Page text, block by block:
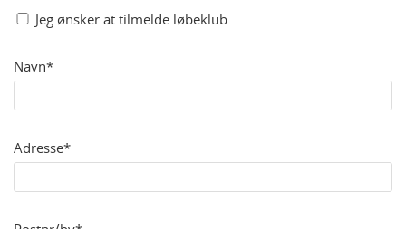
Jeg ønsker at tilmelde løbeklub
Navn*
Adresse*